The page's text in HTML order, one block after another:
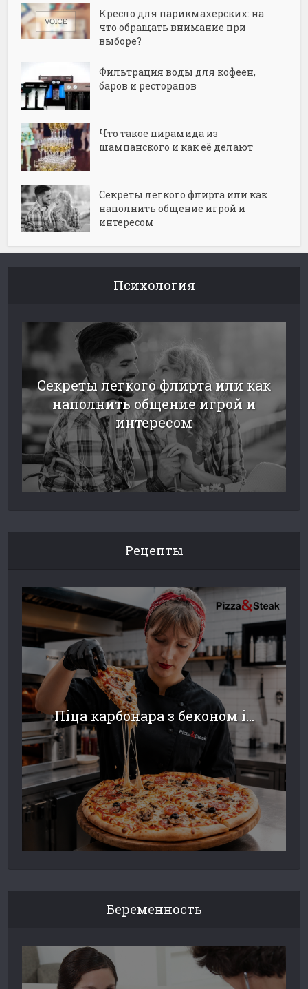
Кресло для парикмахерских: на
что обращать внимание при
выборе?
Фильтрация воды для кофеен,
баров и ресторанов
Что такое пирамида из
шампанского и как её делают
Секреты легкого флирта или как
наполнить общение игрой и
интересом
Психология
Секреты легкого флирта или как
наполнить общение игрой и
интересом
Рецепты
Піца карбонара з беконом і...
Беременность